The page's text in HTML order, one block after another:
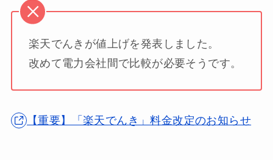
楽天でんきが値上げを発表しました。
改めて電力会社間で比較が必要そうです。
【重要】「楽天でんき」料金改定のお知らせ